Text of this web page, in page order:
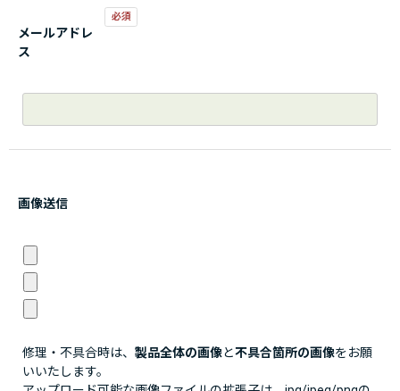
メールアドレ
ス
画像送信
修理・不具合時は、 製品全体の画像と不具合箇所の画像をお願
いいたします。